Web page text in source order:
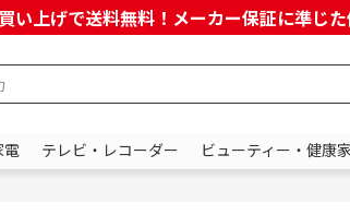
上げで送料無料！メーカー保証に準じ
電 テレビ・レコーダー ビューティー・健康